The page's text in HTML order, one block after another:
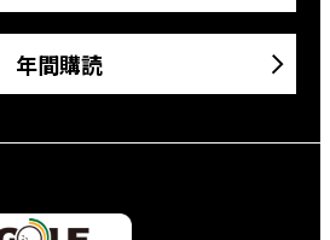
年間購読